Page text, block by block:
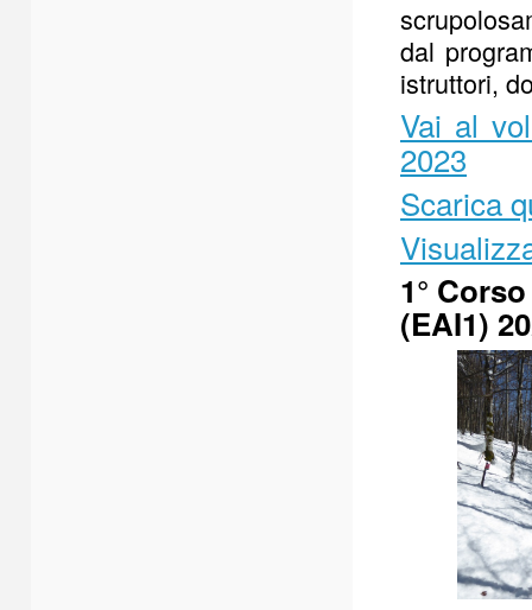
dal
istruttori,
Vai al
2023
Scarica
1°
(EAI1)